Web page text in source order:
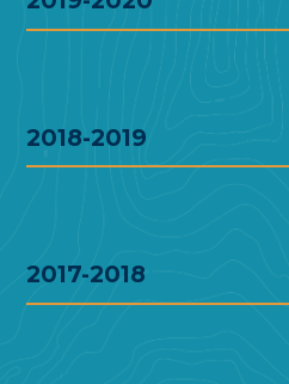
2018-2019
2017-2018